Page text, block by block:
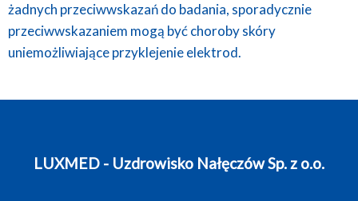
żadnych przeciwwskazań do badania, sporadycznie
przeciwwskazaniem mogą być choroby skóry
uniemożliwiające przyklejenie elektrod.
LUXMED - Uzdrowisko Nałęczów Sp. z o.o.